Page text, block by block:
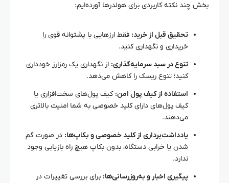
بخش چند نکته کاربردی برای هولدرها آورده‌ایم:
تحقیق قبل از خرید: فقط ارزهایی با پشتوانه قوی را
خریداری و نگهداری کنید.
تنوع در سبد سرمایه‌گذاری: از نگهداری یک رمزارز خودداری
کنید؛ تنوع ریسک را کاهش می‌دهد.
استفاده از کیف پول امن: کیف پول‌های سخت‌افزاری یا
کیف پول‌های دارای کلید خصوصی به شما امنیت بالاتری
می‌دهند.
یادداشت‌برداری از کلید خصوصی و بکاپ‌ها: در صورت گم
شدن یا خرابی دستگاه، بدون بکاپ هیچ راه بازیابی وجود
ندارد.
پیگیری اخبار و به‌روزرسانی‌ها: برای بررسی تغییرات در